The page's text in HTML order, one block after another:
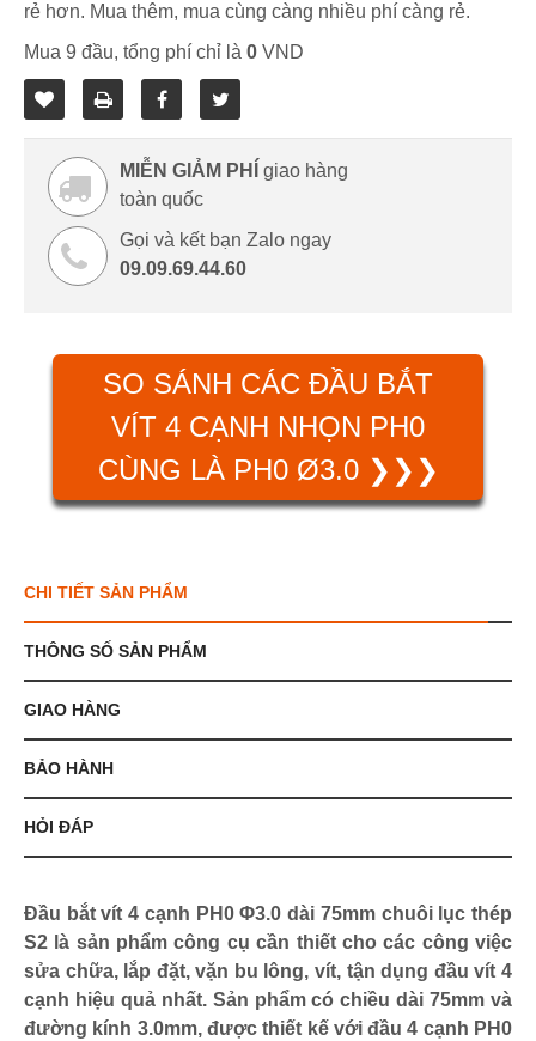
rẻ hơn. Mua thêm, mua cùng càng nhiều phí càng rẻ.
Mua 9 đầu, tổng phí chỉ là 0 VND
MIỄN GIẢM PHÍ
giao hàng
toàn quốc
Gọi và kết bạn Zalo ngay
09.09.69.44.60
SO SÁNH CÁC ĐẦU BẮT
VÍT 4 CẠNH NHỌN PH0
CÙNG LÀ PH0 Ø3.0 ❯❯❯
CHI TIẾT SẢN PHẨM
THÔNG SỐ SẢN PHẨM
GIAO HÀNG
BẢO HÀNH
HỎI ĐÁP
Đầu bắt vít 4 cạnh PH0 Φ3.0 dài 75mm chuôi lục thép
S2 là sản phẩm công cụ cần thiết cho các công việc
sửa chữa, lắp đặt, vặn bu lông, vít, tận dụng đầu vít 4
cạnh hiệu quả nhất. Sản phẩm có chiều dài 75mm và
đường kính 3.0mm, được thiết kế với đầu 4 cạnh PH0